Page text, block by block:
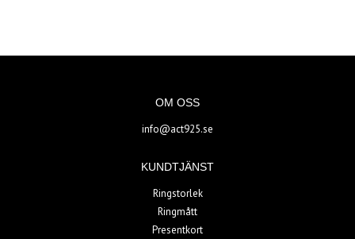
OM OSS
info@act925.se
KUNDTJÄNST
Ringstorlek
Ringmått
Presentkort